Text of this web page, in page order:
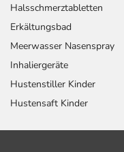
Halsschmerztabletten
Erkältungsbad
Meerwasser Nasenspray
Inhaliergeräte
Hustenstiller Kinder
Hustensaft Kinder